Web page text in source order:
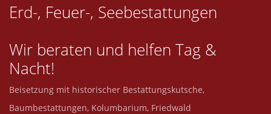
Erd-, Feuer-, Seebestattungen
Wir beraten und helfen Tag &
Nacht!
Beisetzung mit historischer Bestattungskutsche,
Baumbestattungen, Kolumbarium, Friedwald